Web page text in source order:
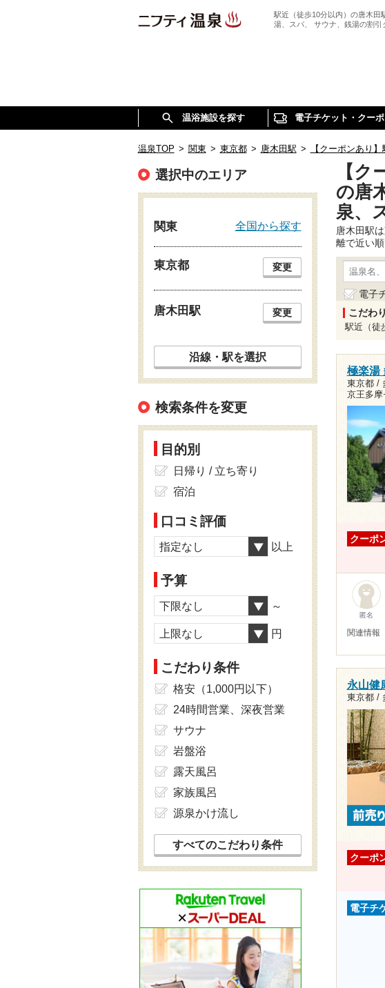
駅近（徒歩10分以内）の唐木田
湯、スパ、 サウナ、銭湯の割
温浴施設を探す 電子チケット・クー
温泉TOP > 関東 > 東京都 > 唐木田駅 > 【クーポンあり
【ク
の唐
泉、
唐木田駅
離で近い
電子
こだわ
駅近（徒
極楽湯
東京都 /
京王多摩
クーポ
匿名
関連情報
永山健
東京都 /
クーポ
電子チ
選択中のエリア
関東 全国から探す
東京都 変更
唐木田駅 変更
沿線・駅を選択
検索条件を変更
目的別
日帰り / 立ち寄り
宿泊
口コミ評価
指定なし 以上
予算
下限なし ～
上限なし 円
こだわり条件
格安（1,000円以下）
24時間営業、深夜営業
サウナ
岩盤浴
露天風呂
家族風呂
源泉かけ流し
すべてのこだわり条件